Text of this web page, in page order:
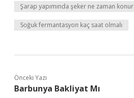
Şarap yapımında şeker ne zaman konur
Soğuk fermantasyon kaç saat olmalı
Önceki Yazı
Barbunya Bakliyat Mı